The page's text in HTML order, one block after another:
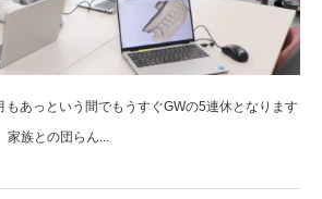
もあっという間でもうすぐGWの5連休となります
家族との団らん...